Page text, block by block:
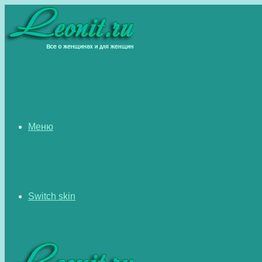
Меню
Switch skin